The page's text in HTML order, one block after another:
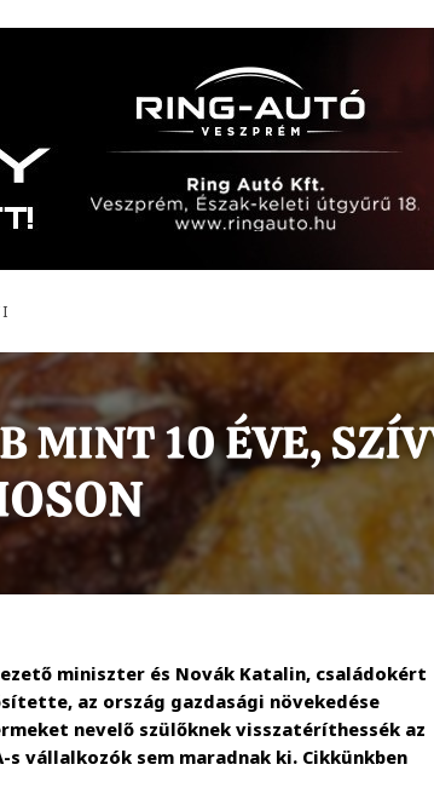
miniszter és Novák Katalin, családokért
az ország gazdasági növekedése
nevelő szülőknek visszatéríthessék az
s vállalkozók sem maradnak ki. Cikkünkben